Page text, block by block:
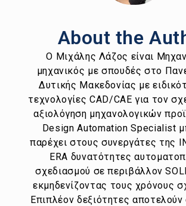
About the
Ο Μιχάλης Λάζος είναι
μηχανικός με σπουδές στο
Δυτικής Μακεδονίας με
τεχνολογίες CAD/CAE για τον
αξιολόγηση μηχανολογικών
Design Automation Specialist
παρέχει στους συνεργάτες της
ERA δυνατότητες
σχεδιασμού σε περιβάλλον
εκμηδενίζοντας τους χρόνους
Επιπλέον δεξιότητες αποτελούν